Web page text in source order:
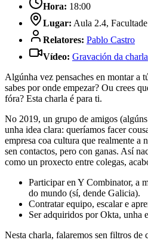
Hora: 18:00
Lugar: Aula 2.4,
Relatores: Pablo Castro
Vídeo: Gravación da charla
Algúnha vez pensaches en montar a
sabes por onde empezar? Ou crees
fóra? Esta charla é para ti.
No 2019, un grupo de amigos
unha idea clara: queríamos facer
empresa coa cultura que realmente a
sen contactos, pero con ganas. Así
como un proxecto entre colegas,
Participar en Y Combinator, a
do mundo (sí, dende Galicia).
Contratar equipo, escalar e
Ser adquiridos por Okta, unha
Nesta charla, falaremos sen filtros de